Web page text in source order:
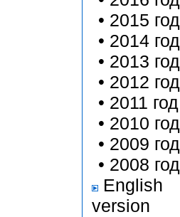
• 2015 год
• 2014 год
• 2013 год
• 2012 год
• 2011 год
• 2010 год
• 2009 год
• 2008 год
English
version